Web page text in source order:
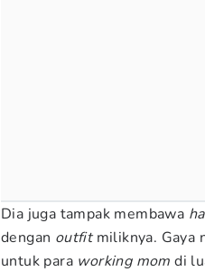
Dia juga tampak membawa
dengan outfitmiliknya. Gaya
untuk para working mom di